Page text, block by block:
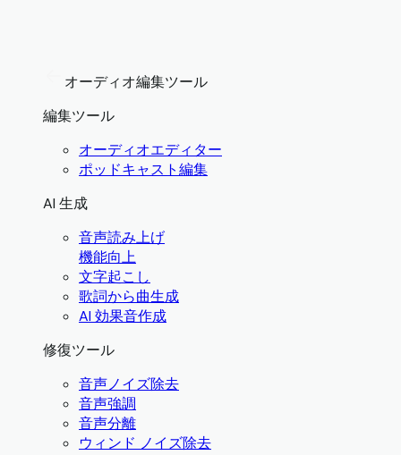
オーディオ編集ツール
編集ツール
オーディオエディター
ポッドキャスト編集
AI 生成
音声読み上げ
機能向上
文字起こし
歌詞から曲生成
AI 効果音作成
修復ツール
音声ノイズ除去
音声強調
音声分離
ウィンド ノイズ除去